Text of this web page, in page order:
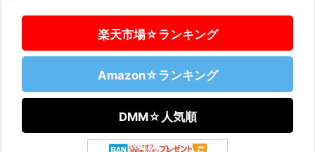
楽天市場☆ランキング
Amazon☆ランキング
DMM☆人気順